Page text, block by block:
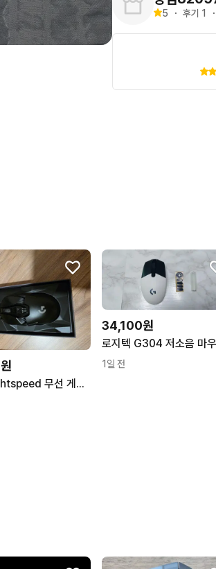
5 ・ 후기 1 ・
g903 lightspeed 무선 게이밍 마우스
34,100원
로지텍 G304 저소음 마
1일 전